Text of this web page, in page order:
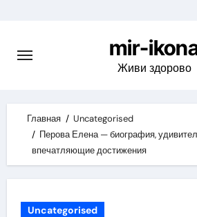
content
mir-
Живи здорово
Главная
Uncategorised
Перова Елена — биография,
впечатляющие достижения
Uncategorised